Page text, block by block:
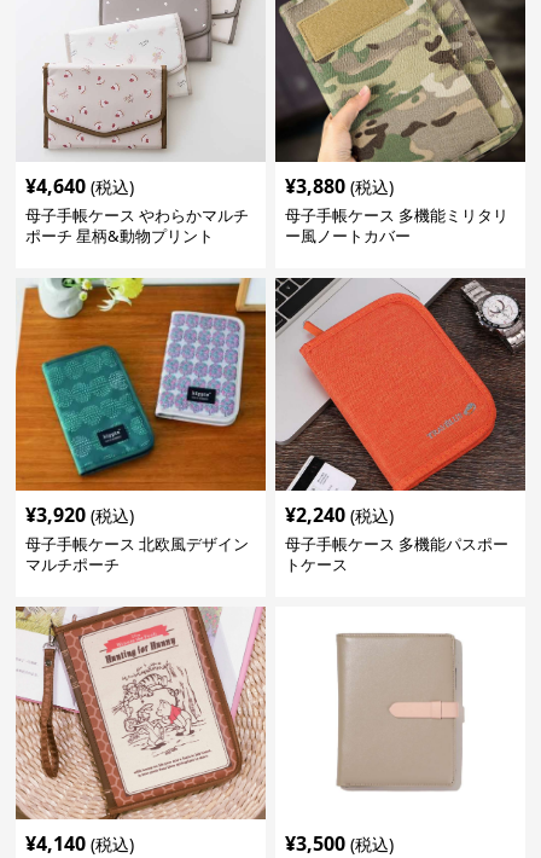
¥4,640 (税込)
母子手帳ケース やわらかマルチ
ポーチ 星柄&動物プリント
¥3,880 (税込)
母子手帳ケース 多機能ミリタリ
ー風ノートカバー
¥3,920 (税込)
母子手帳ケース 北欧風デザイン
マルチポーチ
¥2,240 (税込)
母子手帳ケース 多機能パスポー
トケース
¥4,140 (税込) ¥3,500 (税込)